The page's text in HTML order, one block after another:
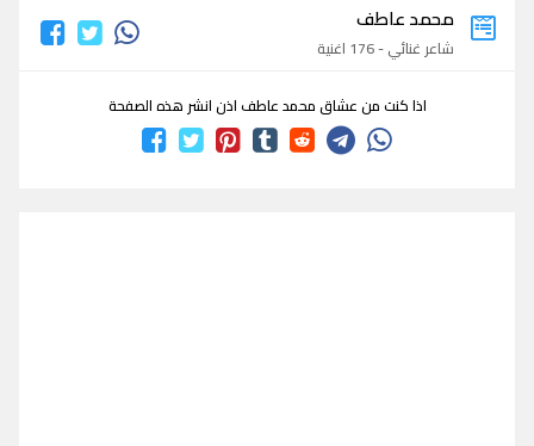
محمد عاطف
شاعر غنائي - 176 اغنية
اذا كنت من عشاق محمد عاطف اذن انشر هذه الصفحة